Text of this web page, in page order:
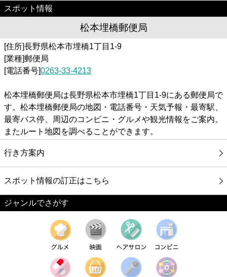
スポット情報
松本埋橋郵便局
[住所]長野県松本市埋橋1丁目1-9
[業種]郵便局
[電話番号]0263-33-4213
松本埋橋郵便局は長野県松本市埋橋1丁目1-9にある郵便局で
す。松本埋橋郵便局の地図・電話番号・天気予報・最寄駅、
最寄バス停、周辺のコンビニ・グルメや観光情報をご案内。
またルート地図を調べることができます。
行き方案内
スポット情報の訂正はこちら
ジャンルでさがす